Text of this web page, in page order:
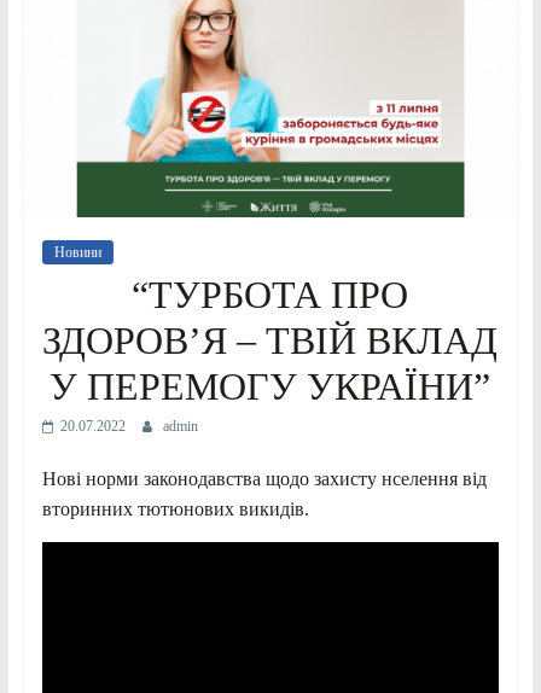
Новини
“ТУРБОТА ПРО
ЗДОРОВ’Я – ТВІЙ ВКЛАД
У ПЕРЕМОГУ УКРАЇНИ”
20.07.2022 admin
Нові норми законодавства щодо захисту нселення від
вторинних тютюнових викидів.